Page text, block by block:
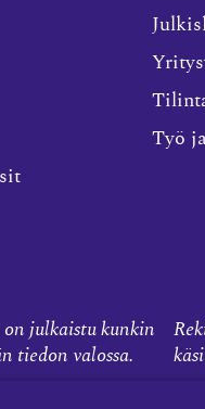
Työ
julkaistu kunkin
tiedon valossa.